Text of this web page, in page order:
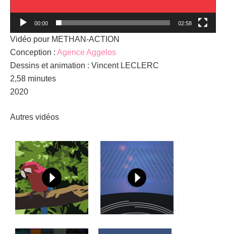
00:00 02:58
Vidéo pour METHAN-ACTION
Conception : Agence Aggelos
Dessins et animation : Vincent LECLERC
2,58 minutes
2020
Autres vidéos